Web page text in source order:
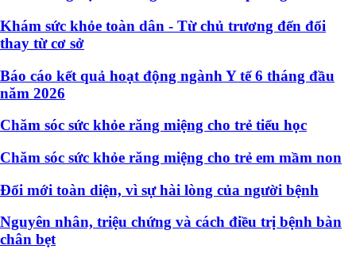
Khám sức khỏe toàn dân - Từ chủ trương đến đổi
thay từ cơ sở
Báo cáo kết quả hoạt động ngành Y tế 6 tháng đầu
năm 2026
Chăm sóc sức khỏe răng miệng cho trẻ tiểu học
Chăm sóc sức khỏe răng miệng cho trẻ em mầm non
Đổi mới toàn diện, vì sự hài lòng của người bệnh
Nguyên nhân, triệu chứng và cách điều trị bệnh bàn
chân bẹt